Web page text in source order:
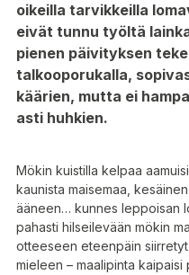
oikeilla tarvikkeilla
eivät tunnu työltä
pienen päivityksen
talkooporukalla,
käärien, mutta ei
asti huhkien.
Mökin kuistilla kelpaa
kaunista maisemaa,
ääneen… kunnes leppoisan
pahasti hilseilevään mökin
otteeseen eteenpäin
mieleen – maalipinta kaipaisi